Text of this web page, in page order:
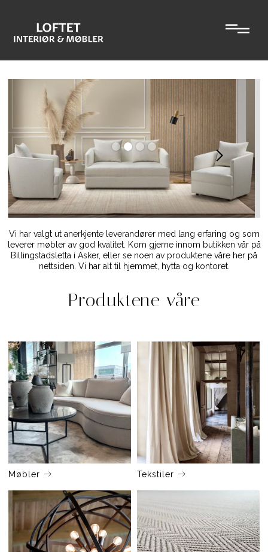
Vi har valgt ut anerkjente leverandører med lang erfaring og som
leverer møbler av god kvalitet. Kom gjerne innom butikken vår på
Billingstadsletta i Asker, eller se noen av produktene våre her på
nettsiden. Vi har alt til hjemmet, hytta og kontoret.
Produktene våre
Møbler Tekstiler